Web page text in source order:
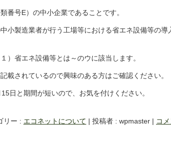
番号E）の中小企業であることです。
小製造業者が行う工場等における省エネ設備等の導
）省エネ設備等とは～のウに該当します。
載されているので興味のある方はご確認ください。
日と期間が短いので、お気を付けください。
リー : エコネットについて | 投稿者 : wpmaster | コ